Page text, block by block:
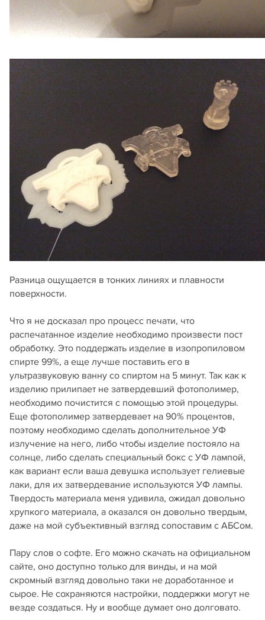
Разница ощущается в тонких линиях и плавности
поверхности.
Что я не досказал про процесс печати, что
распечатанное изделие необходимо произвести пост
обработку. Это поддержать изделие в изопропиловом
спирте 99%, а еще лучше поставить его в
ультразвуковую ванну со спиртом на 5 минут. Так как к
изделию прилипает не затвердевший фотополимер,
необходимо почистится с помощью этой процедуры.
Еще фотополимер затвердевает на 90% процентов,
поэтому необходимо сделать дополнительное УФ
излучение на него, либо чтобы изделие постояло на
солнце, либо сделать специальный бокс с УФ лампой,
как вариант если ваша девушка использует гелиевые
лаки, для их затвердевание используются УФ лампы.
Твердость материала меня удивила, ожидал довольно
хрупкого материала, а оказался он довольно твердым,
даже на мой субъективный взгляд сопоставим с АБСом.
Пару слов о софте. Его можно скачать на официальном
сайте, оно доступно только для винды, и на мой
скромный взгляд довольно таки не доработанное и
сырое. Не сохраняются настройки, поддержки могут не
везде создаться. Ну и вообще думает оно долговато.